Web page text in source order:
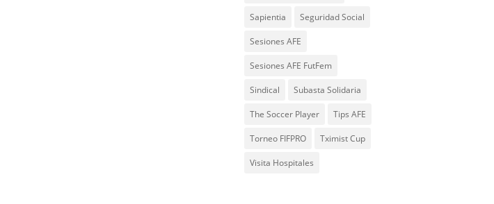
Sapientia Seguridad Social
Sesiones AFE
Sesiones AFE FutFem
Sindical Subasta Solidaria
The Soccer Player Tips AFE
Torneo FIFPRO Tximist Cup
Visita Hospitales